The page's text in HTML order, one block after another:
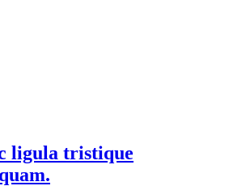
ligula tristique